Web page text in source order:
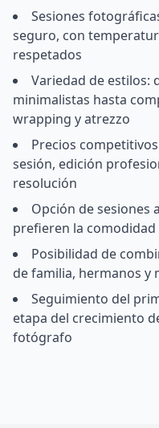
Sesiones
seguro, con
respetados
Variedad de estilos:
minimalistas hasta
wrapping y atrezzo
Precios
sesión, edición
resolución
Opción de sesiones
prefieren la
Posibilidad de
de familia, hermanos y
Seguimiento del
etapa del crecimiento
fotógrafo